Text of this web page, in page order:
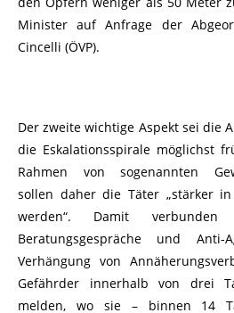
Minister auf Anfrage der
Cincelli (ÖVP).
Der zweite wichtige Aspekt sei die
die Eskalationsspirale möglichst
Rahmen von sogenannten
sollen daher die Täter „stärker
werden“. Damit verbunden
Beratungsgespräche und Anti-
Verhängung von
Gefährder innerhalb von drei
melden, wo sie – binnen 14